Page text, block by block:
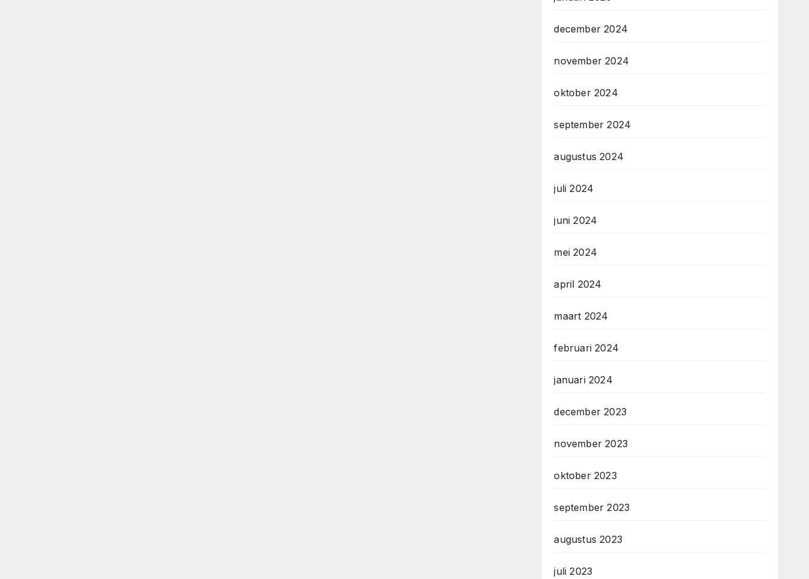
december 2024
november 2024
oktober 2024
september 2024
augustus 2024
juli 2024
juni 2024
mei 2024
april 2024
maart 2024
februari 2024
januari 2024
december 2023
november 2023
oktober 2023
september 2023
augustus 2023
juli 2023